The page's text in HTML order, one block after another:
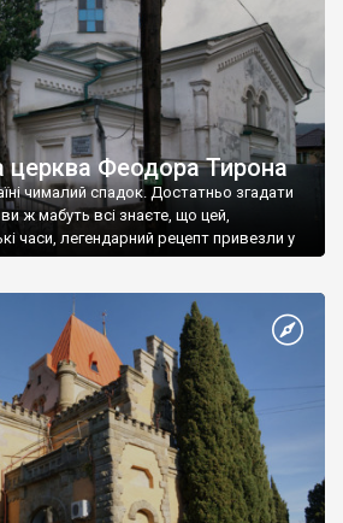
церква Феодора Тирона
чималий спадок. Достатньо згадати
ж мабуть всі знаєте, що цей,
часи, легендарний рецепт привезли у